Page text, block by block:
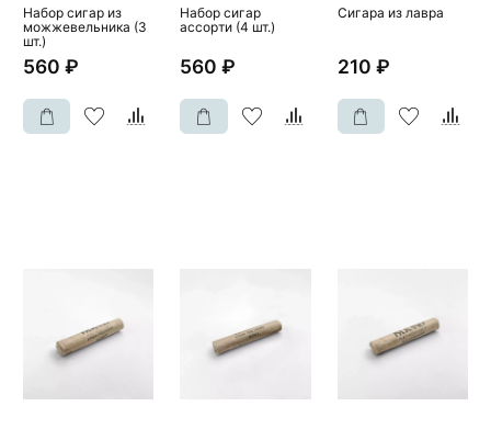
Набор сигар из
можжевельника (3
шт.)
560 ₽
Набор сигар
ассорти (4 шт.)
560 ₽
Сигара из лавра
210 ₽